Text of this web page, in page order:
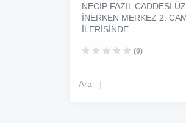
NECİP FAZIL CADDESİ
İNERKEN MERKEZ 2.
İLERİSİNDE
(0)
Ara